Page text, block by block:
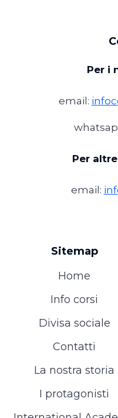
Per i
email:
Per
email:
Sitemap
Home
Info corsi
Divisa sociale
Contatti
La nostra storia
I protagonisti